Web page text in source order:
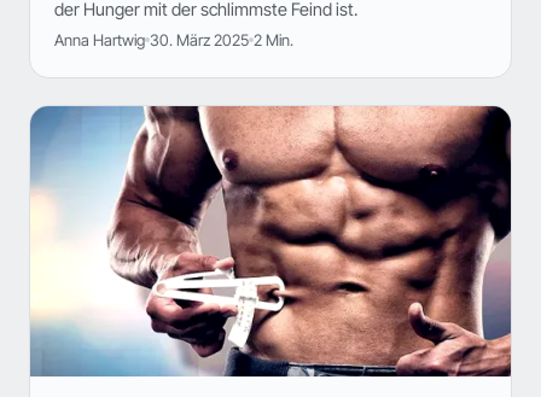
der Hunger mit der schlimmste Feind ist.
Anna Hartwig 30. März 2025 2 Min.